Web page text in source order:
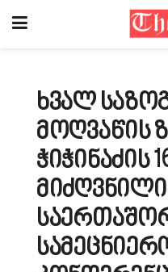
ხვალ
მოღვაწის
ჭიჭინაძის
მიძღვნილი